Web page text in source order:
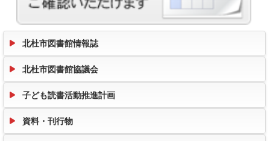
北杜市図書館情報誌
北杜市図書館協議会
子ども読書活動推進計画
資料・刊行物